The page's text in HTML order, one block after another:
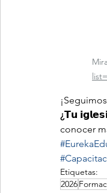
¿𝗧𝘂
conocer
Etiquetas:
2026